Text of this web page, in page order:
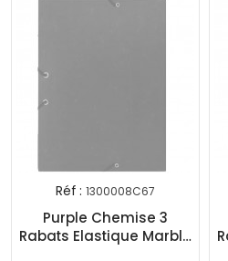
Réf : 1300008C67
Purple Chemise 3
Rabats Elastique Marble